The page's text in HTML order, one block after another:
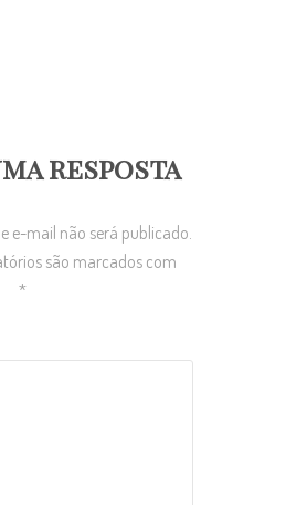
resposta
e-mail não será publicado.
são marcados com
*